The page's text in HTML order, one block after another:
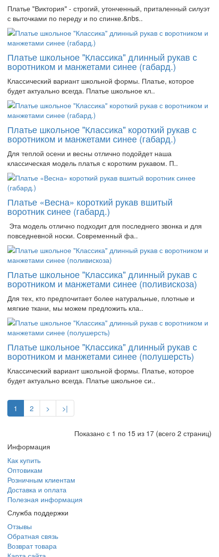
Платье "Виктория" - строгий, утонченный, приталенный силуэт
с выточками по переду и по спинке.&nbs..
Платье школьное "Классика" длинный рукав с
воротником и манжетами синее (габард.)
Классический вариант школьной формы. Платье, которое
будет актуально всегда. Платье школьное кл..
Платье школьное "Классика" короткий рукав с
воротником и манжетами синее (габард.)
Для теплой осени и весны отлично подойдет наша
классическая модель платья с коротким рукавом. П..
Платье «Весна» короткий рукав вшитый
воротник синее (габард.)
Эта модель отлично подходит для последнего звонка и для
повседневной носки. Современный фа..
Платье школьное "Классика" длинный рукав с
воротником и манжетами синее (поливискоза)
Для тех, кто предпочитает более натуральные, плотные и
мягкие ткани, мы можем предложить кла..
Платье школьное "Классика" длинный рукав с
воротником и манжетами синее (полушерсть)
Классический вариант школьной формы. Платье, которое
будет актуально всегда. Платье школьное си..
1 2 > >|
Показано с 1 по 15 из 17 (всего 2 страниц)
Информация
Как купить
Оптовикам
Розничным клиентам
Доставка и оплата
Полезная информация
Служба поддержки
Отзывы
Обратная связь
Возврат товара